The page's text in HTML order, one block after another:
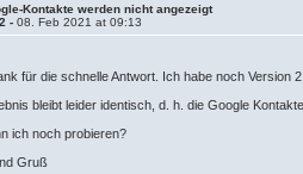
Kontakte werden nicht angezeigt
-08. Feb 2021 at 09:13
für die schnelle Antwort. Ich habe noch Version
bleibt leider identisch, d. h. die Google
ich noch probieren?
Gruß